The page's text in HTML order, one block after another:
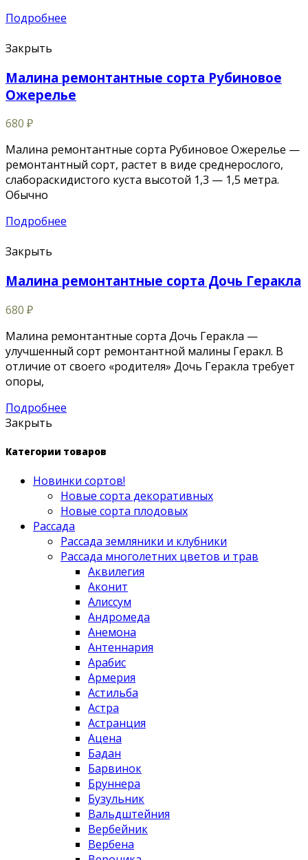
Подробнее
Закрыть
Малина ремонтантные сорта Рубиновое
Ожерелье
680 ₽
Малина ремонтантные сорта Рубиновое Ожерелье —
ремонтантный сорт, растет в виде среднерослого,
слабораскидистого куста высотой 1,3 — 1,5 метра.
Обычно
Подробнее
Закрыть
Малина ремонтантные сорта Дочь Геракла
680 ₽
Малина ремонтантные сорта Дочь Геракла —
улучшенный сорт ремонтантной малины Геракл. В
отличие от своего «родителя» Дочь Геракла требует
опоры,
Подробнее
Закрыть
Категории товаров
Новинки сортов!
Новые сорта декоративных
Новые сорта плодовых
Рассада
Рассада земляники и клубники
Рассада многолетних цветов и трав
Аквилегия
Аконит
Алиссум
Андромеда
Анемона
Антеннария
Арабис
Армерия
Астильба
Астра
Астранция
Ацена
Бадан
Барвинок
Бруннера
Бузульник
Вальдштейния
Вербейник
Вербена